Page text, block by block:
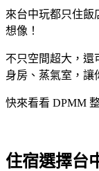
來台中玩都只住飯
想像！
不只空間超大，
身房、蒸氣室，讓
快來看看 DPMM
住宿選擇台